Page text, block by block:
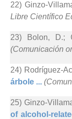
22) Ginzo-
Libre Científico
23) Bolon, D.;
(Comunicación
24) Rodríguez-
árbole ...
25) Ginzo-
of alcohol-